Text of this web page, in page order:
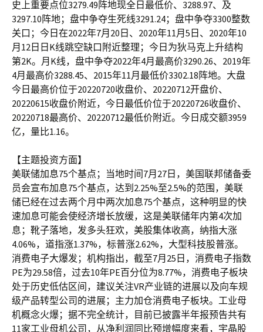
史上重要点位3279.49阵地现全日最低价、3288.97、及
3297.10阵地；盘中争夺生死线3291.24；盘中争夺3300整数
关口；今日在2022年7月20日、2020年11月5日、2020年10
月12日日K线跳空缺口附近整理；今日为狄马克上升结构
第2K。月K线，盘中争夺2022年4月最高价3290.26、2019年
4月最高价3288.45、2015年11月最低价3302.18阵地。大盘
今日最高价位于20220720收盘价、20220712开盘价、
20220615收盘价附近，今日最低价位于20220726收盘价、
20220718最高价、20220712最低价附近。今日成交额3959
亿，量比1.16。
【主题投资方面】
美联储加息75个基点；当地时间7月27日，美国联邦储备委
员会宣布加息75个基点，达到2.25%至2.5%的范围，美联
储已经在过去两个月中两次加息75个基点，这种明显的快
速加息可能会使经济增长放缓，这是美联储年内第4次加
息；靴子落地，发多头狂欢，美股集体收高，纳指大涨
4.06%，道指涨1.37%，标普涨2.62%，大型科技股普涨。
消费电子大爆发；机构指出，截至7月25日，消费电子指数
PE为29.58倍，过去10年PE百分位为8.77%，消费电子板块
处于历史低估区间，建议关注VR产业链的进展以及向车规
级产品转型公司的进展；主力加仓消费电子板块。工业母
机概念火爆；据不完全统计，目前已披露半年报预告共有
11家工业母机公司，从净利润同比预增幅度来看，宇晶股